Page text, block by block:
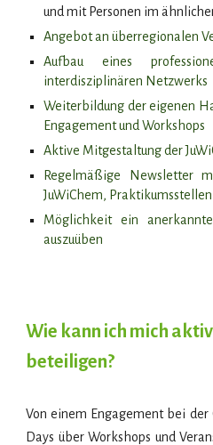
und mit Personen im
Angebot an überregionalen
Aufbau eines
interdisziplinären Netzwerks
Weiterbildung der eigenen
Engagement und Workshops
Aktive Mitgestaltung der
Regelmäßige Newsletter
JuWiChem,
Möglichkeit ein
auszuüben
Wie kann ich mich
beteiligen?
Von einem Engagement bei der
Days über Workshops und